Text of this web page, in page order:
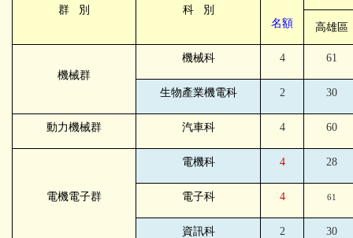
群 別 科 別
名額 高雄區
機械群
機械科 4 61
生物產業機電科 2 30
動力機械群 汽車科 4 60
電機電子群
電機科 4 28
電子科 4 61
資訊科 2 30